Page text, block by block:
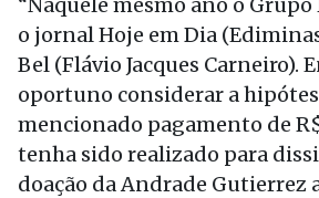
o jornal Hoje em Dia
Bel (Flávio Jacques Carneiro).
oportuno considerar a
mencionado pagamento de
tenha sido realizado para
doação da Andrade Gutierrez